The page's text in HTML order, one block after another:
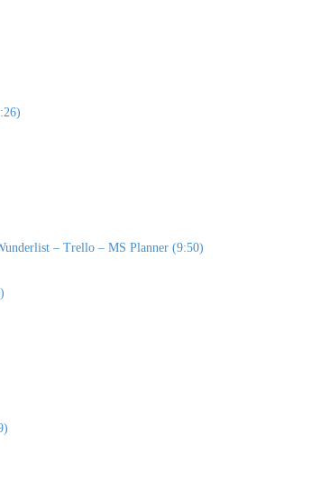
– Trello – MS Planner (9:50)